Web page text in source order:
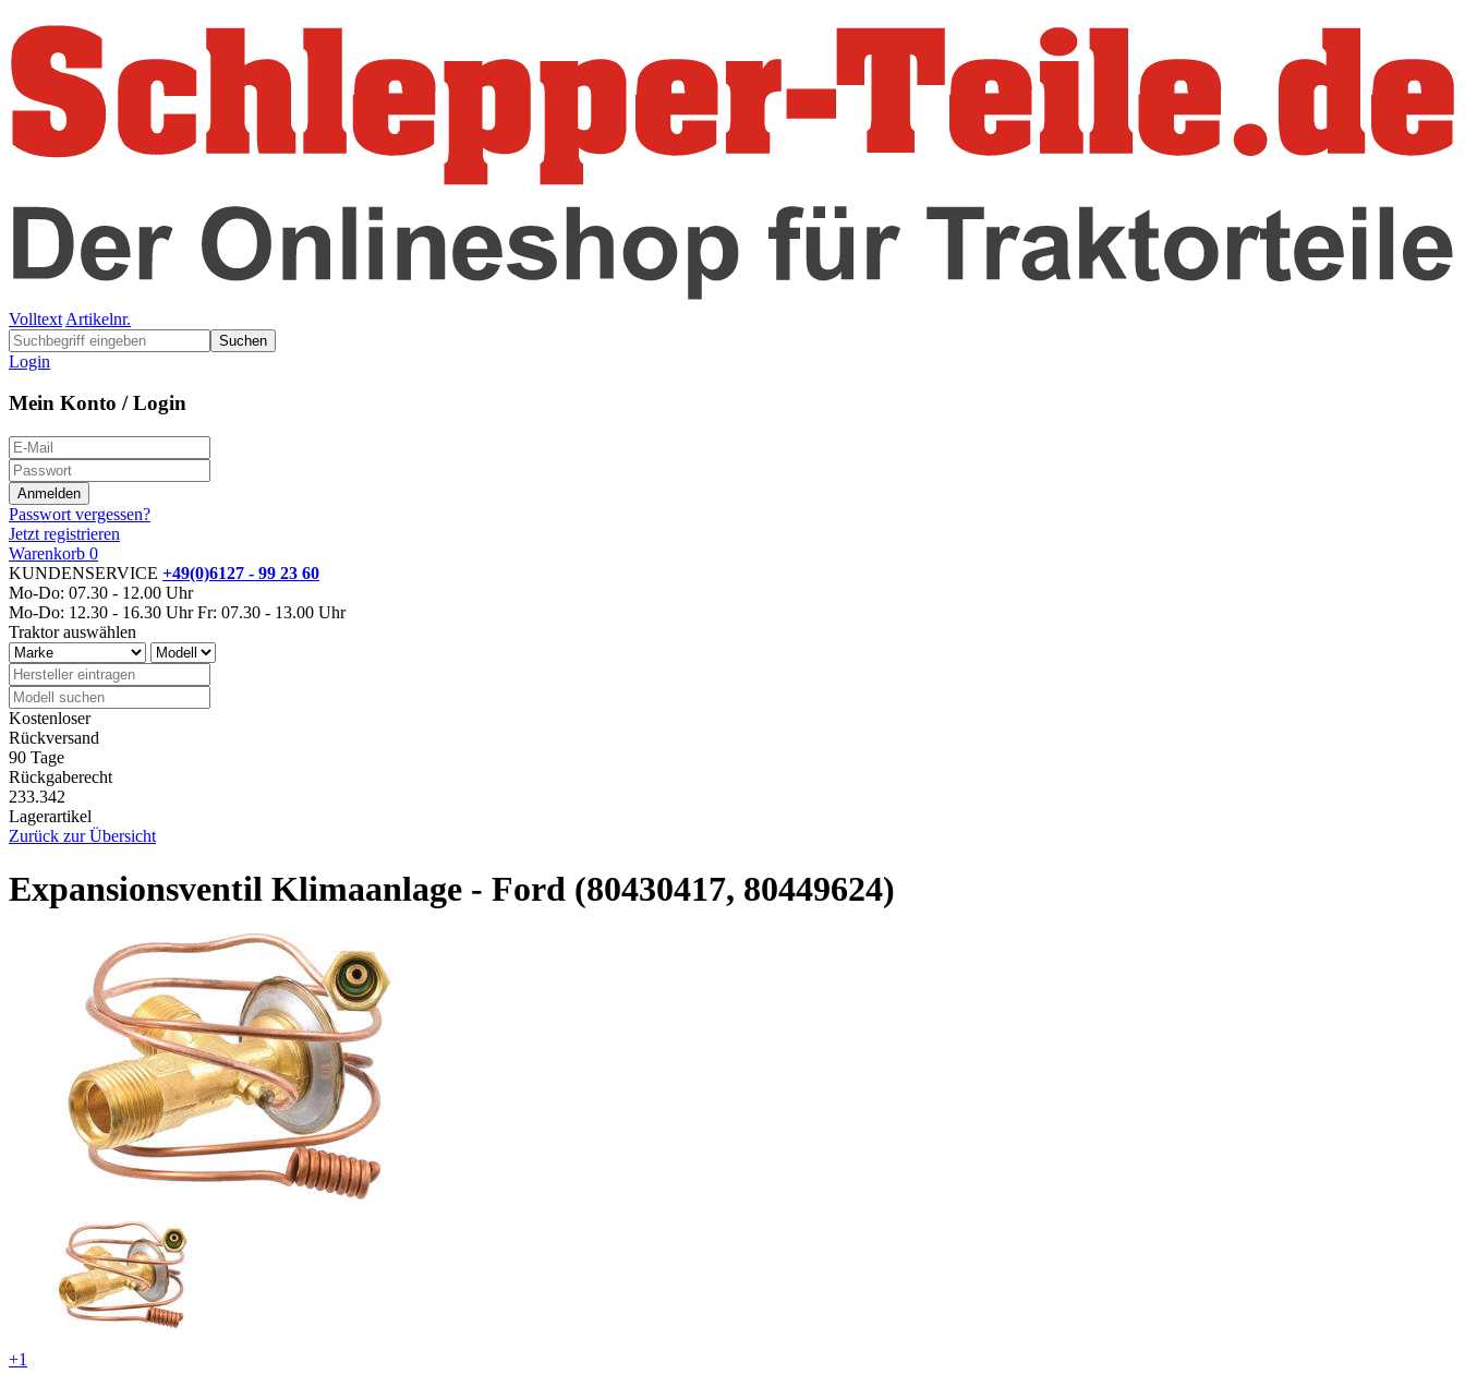
Volltext Artikelnr.
Suchen
Login
Mein Konto / Login
Passwort vergessen?
Jetzt registrieren
Warenkorb 0
KUNDENSERVICE +49(0)6127 - 99 23 60
Mo-Do: 07.30 - 12.00 Uhr
Mo-Do: 12.30 - 16.30 Uhr Fr: 07.30 - 13.00 Uhr
Traktor auswählen
Kostenloser
Rückversand
90 Tage
Rückgaberecht
233.342
Lagerartikel
Zurück zur Übersicht
Expansionsventil Klimaanlage - Ford (80430417, 80449624)
+1